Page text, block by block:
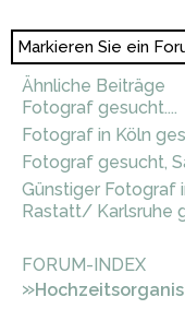
Ähnliche Beiträge
Fotograf gesucht....
Fotograf in Köln
Fotograf gesucht,
Günstiger Fotograf
Rastatt/ Karlsruhe
FORUM-INDEX
»